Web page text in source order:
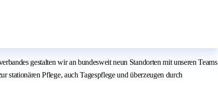
gestalten wir an bundesweit neun Standorten mit unseren Teams
stationären Pflege, auch Tagespflege und überzeugen durch